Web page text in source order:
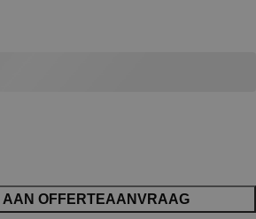
AAN OFFERTEAANVRAAG